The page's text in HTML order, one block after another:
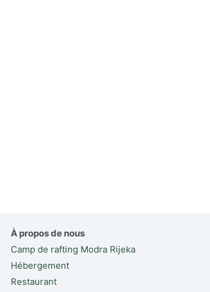
À propos de nous
Camp de rafting Modra Rijeka
Hébergement
Restaurant